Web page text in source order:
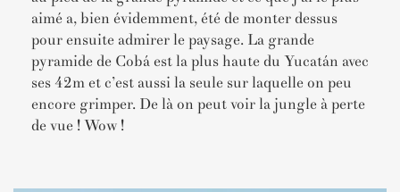
aimé a, bien évidemment, été de monter dessus
pour ensuite admirer le paysage. La grande
pyramide de Cobá est la plus haute du Yucatán avec
ses 42m et c’est aussi la seule sur laquelle on peu
encore grimper. De là on peut voir la jungle à perte
de vue ! Wow !